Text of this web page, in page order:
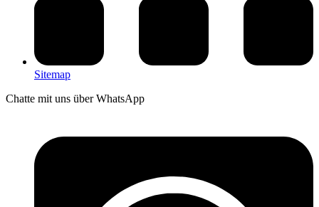
Sitemap
Chatte mit uns über WhatsApp